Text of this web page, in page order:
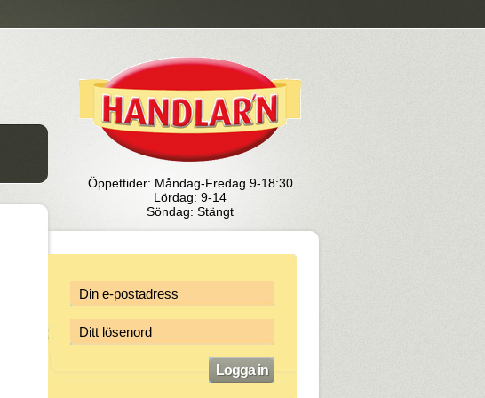
Öppettider: Måndag-Fredag 9-18:30
Lördag: 9-14
Söndag: Stängt